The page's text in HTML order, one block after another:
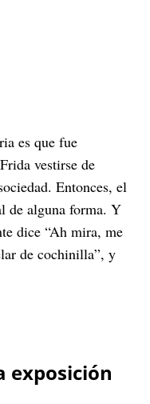
es que fue
vestirse de
Entonces, el
de alguna forma. Y
dice “Ah mira, me
de cochinilla”, y
exposición